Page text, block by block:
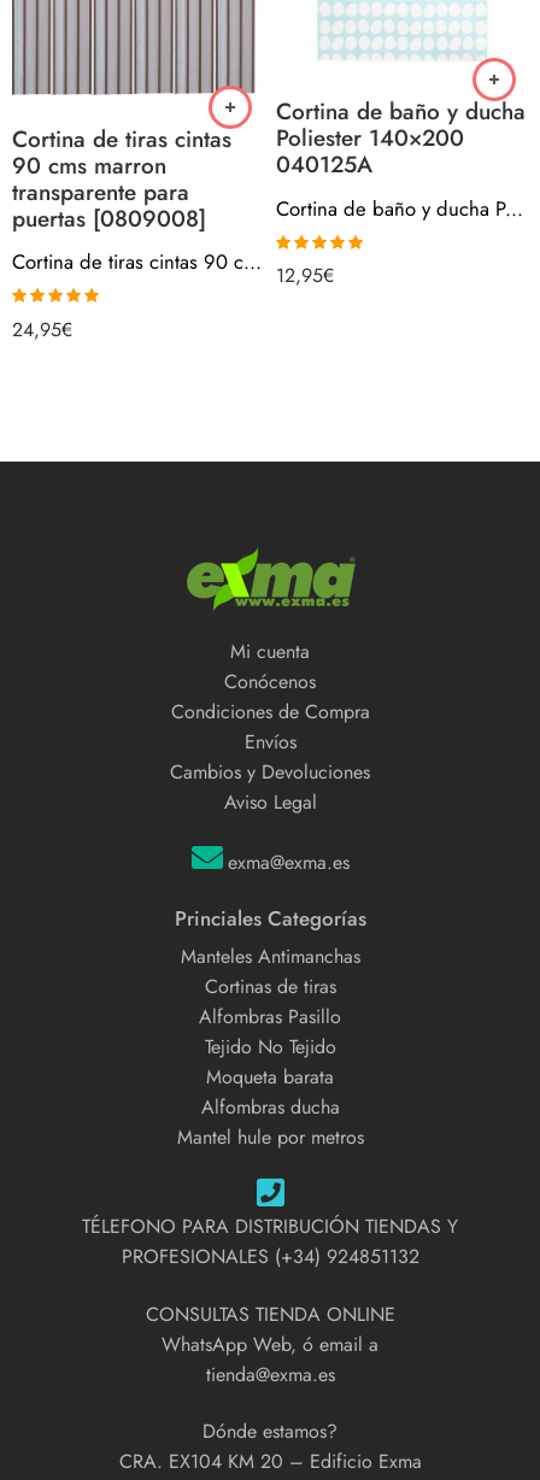
Cortina de tiras cintas
90 cms marron
transparente para
puertas [0809008]
Cortina de tiras cintas 90 cms marron transparente para puertas [0809008]
Valorado con
5.00de 5
24,95€
Cortina de baño y ducha
Poliester 140×200
040125A
Cortina de baño y ducha Poliester 140×200 040125A
Valorado con
5.00de 5
12,95€
Mi cuenta
Conócenos
Condiciones de Compra
Envíos
Cambios y Devoluciones
Aviso Legal
exma@exma.es
Princiales Categorías
Manteles Antimanchas
Cortinas de tiras
Alfombras Pasillo
Tejido No Tejido
Moqueta barata
Alfombras ducha
Mantel hule por metros
TÉLEFONO PARA DISTRIBUCIÓN TIENDAS Y
PROFESIONALES (+34) 924851132
CONSULTAS TIENDA ONLINE
WhatsApp Web, ó email a
tienda@exma.es
Dónde estamos?
CRA. EX104 KM 20 – Edificio Exma